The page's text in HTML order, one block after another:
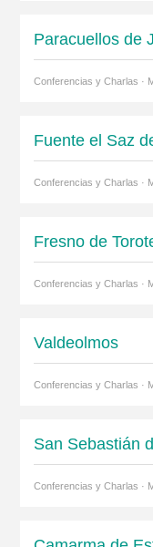
Paracuellos de
Conferencias y Charlas ·
Fuente el Saz
Conferencias y Charlas ·
Fresno de
Conferencias y Charlas ·
Valdeolmos
Conferencias y Charlas ·
San Sebastián
Conferencias y Charlas ·